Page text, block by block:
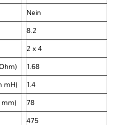
Nein
8.2
2 x 4
1.68
mH) 1.4
mm) 78
475